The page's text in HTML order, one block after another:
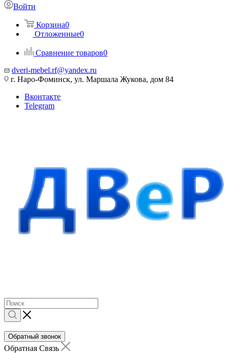
Войти
Корзина0
Отложенные0
Сравнение товаров0
dveri-mebel.rf@yandex.ru
г. Наро-Фоминск, ул. Маршала Жукова, дом 84
Вконтакте
Telegram
Обратный звонок
Обратная Связь